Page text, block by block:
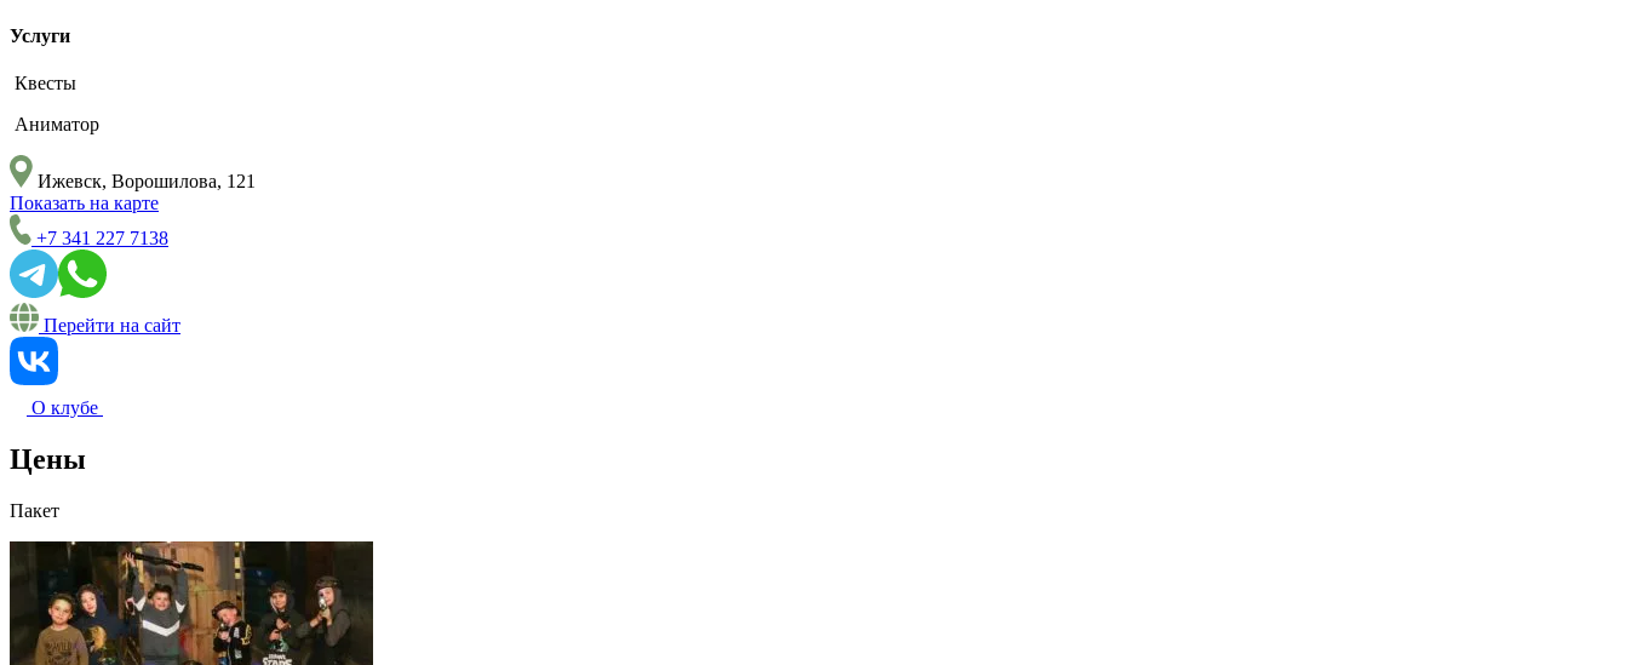
Услуги
Квесты
Аниматор
Ижевск, Ворошилова, 121
Показать на карте
+7 341 227 7138
Перейти на сайт
О клубе
Цены
Пакет